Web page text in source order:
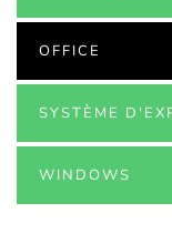
OFFICE
SYSTÈME
WINDOWS